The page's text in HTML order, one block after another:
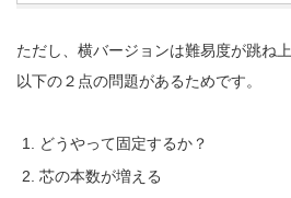
ただし、横バージョンは難易度が跳ね上
以下の２点の問題があるためです。
どうやって固定するか？
芯の本数が増える